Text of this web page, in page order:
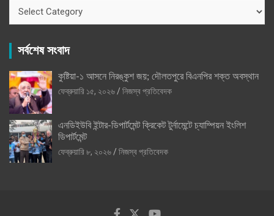
সর্বশেষ সংবাদ
কুষ্টিয়া-১ আসনে নিরঙ্কুশ জয়; দৌলতপুরে বিএনপির শক্ত অবস্থান
ফেব্রুয়ারি ১৫, ২০২৬
নিজস্ব প্রতিবেদক
এনডিইউবি ইন্টার-ডিপার্টমেন্ট ক্রিকেট টুর্নামেন্টে চ্যাম্পিয়ন ইংলিশ
ডিপার্টমেন্ট
ফেব্রুয়ারি ৮, ২০২৬
নিজস্ব প্রতিবেদক